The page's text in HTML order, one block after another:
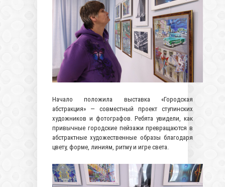
Начало положила выставка «Городская
абстракция» — совместный проект ступинских
художников и фотографов. Ребята увидели, как
привычные городские пейзажи превращаются в
абстрактные художественные образы благодаря
цвету, форме, линиям, ритму и игре света.